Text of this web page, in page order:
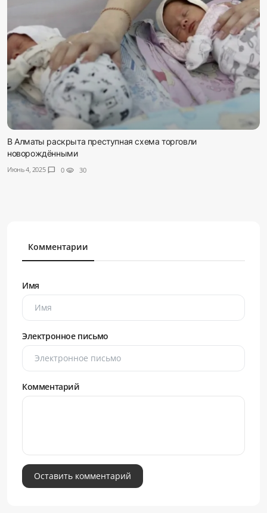
В Алматы раскрыта преступная схема торговли
новорождёнными
Июнь 4, 2025 chat_bubble 0 visibility 30
Комментарии
Имя
Электронное письмо
Комментарий
Оставить комментарий